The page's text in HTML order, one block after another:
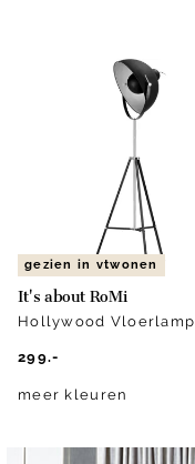
gezien in vtwonen
It's about RoMi
Hollywood Vloerlamp
299.-
meer kleuren